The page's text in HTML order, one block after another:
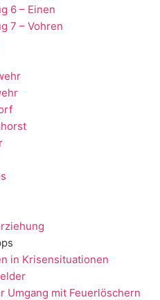
6 – Einen
7 – Vohren
in Krisensituationen
Umgang mit Feuerlöschern